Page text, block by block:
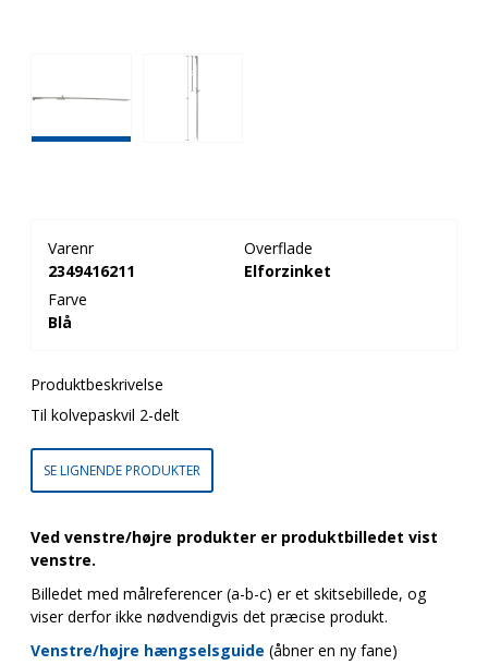
Varenr
2349416211
Overflade
Elforzinket
Farve
Blå
Produktbeskrivelse
Til kolvepaskvil 2-delt
SE LIGNENDE PRODUKTER
Ved venstre/højre produkter er produktbilledet vist
venstre.
Billedet med målreferencer (a-b-c) er et skitsebillede, og
viser derfor ikke nødvendigvis det præcise produkt.
Venstre/højre hængselsguide (åbner en ny fane)